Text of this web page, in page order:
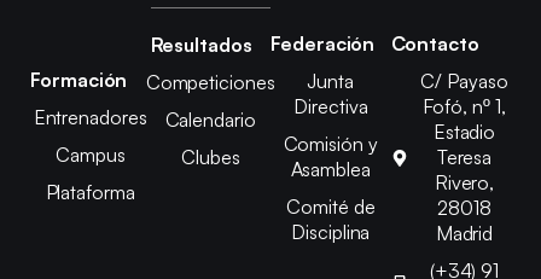
Formación
Entrenadores
Campus
Plataforma
Resultados
Competiciones
Calendario
Clubes
Federación
Junta
Directiva
Comisión y
Asamblea
Comité de
Disciplina
Contacto
C/ Payaso
Fofó, nº 1,
Estadio
Teresa
Rivero,
28018
Madrid
(+34) 91